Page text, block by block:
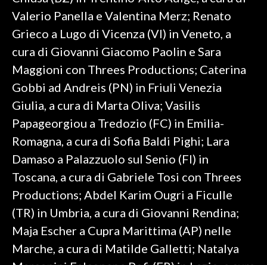
Valerio Panella e Valentina Merz; Renato
Grieco a Lugo di Vicenza (VI) in Veneto, a
cura di Giovanni Giacomo Paolin e Sara
Maggioni con Threes Productions; Caterina
Gobbi ad Andreis (PN) in Friuli Venezia
Giulia, a cura di Marta Oliva; Vasilis
Papageorgiou a Tredozio (FC) in Emilia-
Romagna, a cura di Sofia Baldi Pighi; Lara
Damaso a Palazzuolo sul Senio (FI) in
Toscana, a cura di Gabriele Tosi con Threes
Productions; Abdel Karim Ougri a Ficulle
(TR) in Umbria, a cura di Giovanni Rendina;
Maja Escher a Cupra Marittima (AP) nelle
Marche, a cura di Matilde Galletti; Natalya